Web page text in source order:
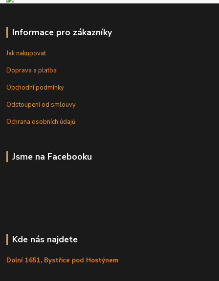
Informace pro zákazníky
Jak nakupovat
Doprava a platba
Obchodní podmínky
Odstoupení od smlouvy
Ochrana osobních údajů
Jsme na Facebooku
Kde nás najdete
Dolní 1651, Bystřice pod Hostýnem